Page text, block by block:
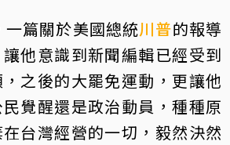
篇關於美國總統川普的報導
他意識到新聞編輯已經受到
之後的大罷免運動，更讓他
覺醒還是政治動員，種種原
台灣經營的一切，毅然決然